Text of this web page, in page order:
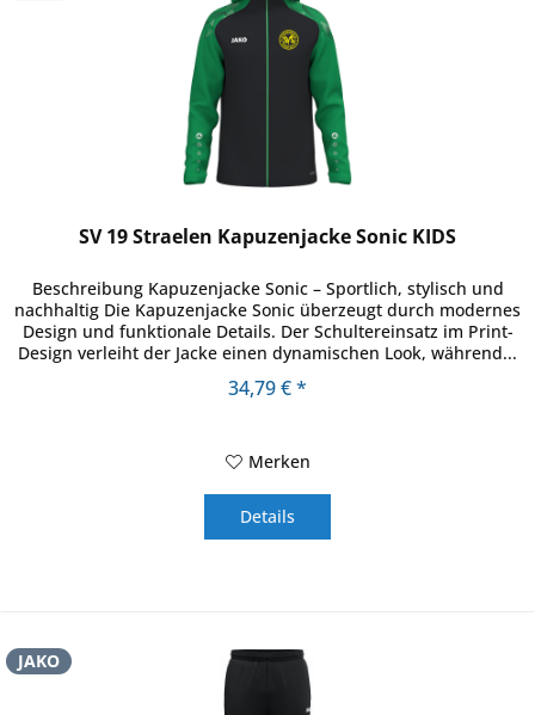
SV 19 Straelen Kapuzenjacke Sonic KIDS
Beschreibung Kapuzenjacke Sonic – Sportlich, stylisch und
nachhaltig Die Kapuzenjacke Sonic überzeugt durch modernes
Design und funktionale Details. Der Schultereinsatz im Print-
Design verleiht der Jacke einen dynamischen Look, während...
34,79 € *
Merken
Details
JAKO